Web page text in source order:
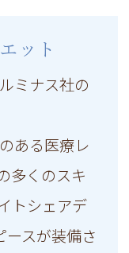
ット
ミナス社の
ある医療レ
多くのスキ
トシェアデ
ースが装備さ